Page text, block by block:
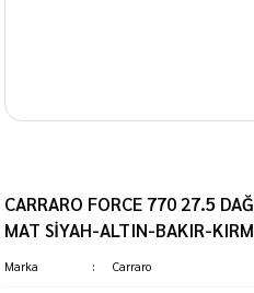
CARRARO FORCE 770 27.5
MAT SİYAH-ALTIN-BAKIR-
Marka Carraro